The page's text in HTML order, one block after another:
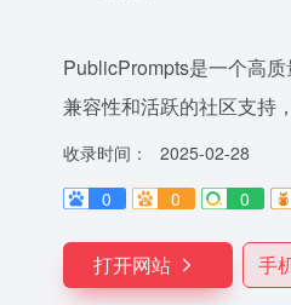
PublicPrompts是一个高
兼容性和活跃的社区支持
收录时间：
2025-02-28
0
0 0
打开网站 手